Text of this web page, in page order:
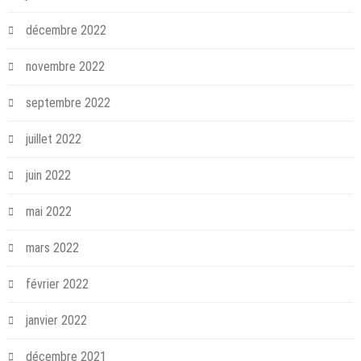
décembre 2022
novembre 2022
septembre 2022
juillet 2022
juin 2022
mai 2022
mars 2022
février 2022
janvier 2022
décembre 2021